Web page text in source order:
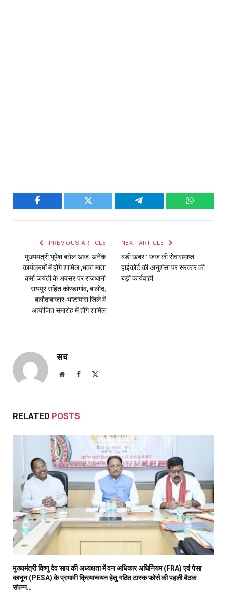
Facebook Twitter Telegram
PREVIOUS ARTICLE
मुख्यमंत्री भूपेश बघेल आज अनेक
कार्यक्रमों में होंगे शामिल ,भक्त माता
कर्मा जयंती के अवसर पर राजधानी
रायपुर सहित कोण्डागांव, बालोद,
बलौदाबाजार-भाटापारा जिले में
आयोजित समारोह में होंगे शामिल
NEXT ARTICLE
बड़ी खबर : जज की सेवासमाप्त
हाईकोर्ट की अनुशंसा पर सरकार की
बड़ी कार्यवाही
सच
WebsiteFacebook
RELATED POSTS
मुख्यमंत्री विष्णु देव साय की अध्यक्षता में वन अधिकार अधिनियम (FRA) एवं पेसा
कानून (PESA) के प्रभावी क्रियान्वयन हेतु गठित टास्क फोर्स की पहली बैठक
संपन्न…